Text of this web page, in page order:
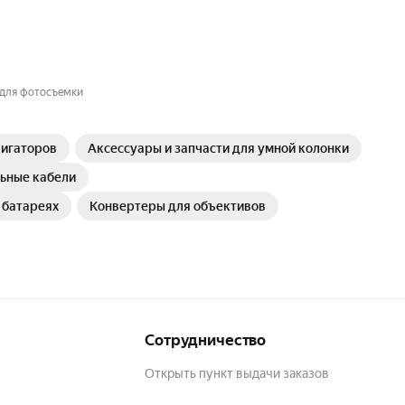
фотосъемки
Аксессуары и запчасти для умной колонки
кабели
Конвертеры для объективов
Сотрудничество
Открыть пункт выдачи заказов